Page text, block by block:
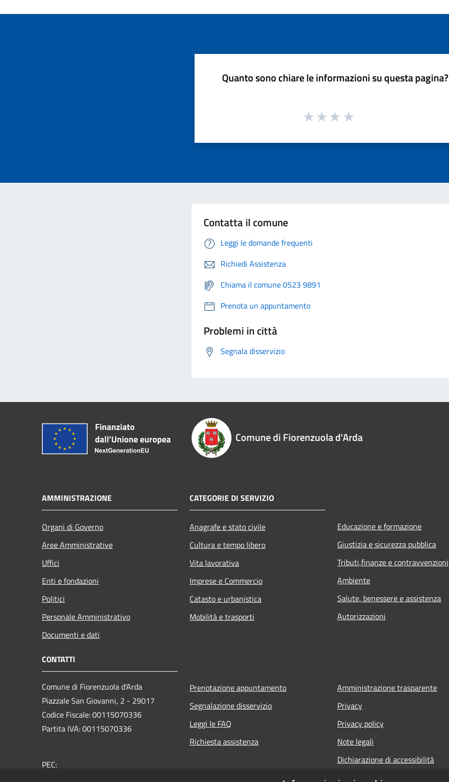
Quanto sono chiare le informazioni su questa pagina?
Contatta il comune
Leggi le domande frequenti
Richiedi Assistenza
Chiama il comune 0523 9891
Prenota un appuntamento
Problemi in città
Segnala disservizio
Comune di Fiorenzuola d'Arda
AMMINISTRAZIONE
Organi di Governo
Aree Amministrative
Uffici
Enti e fondazioni
Politici
Personale Amministrativo
Documenti e dati
CATEGORIE DI SERVIZIO
Anagrafe e stato civile
Cultura e tempo libero
Vita lavorativa
Imprese e Commercio
Catasto e urbanistica
Mobilità e trasporti
Educazione e formazione
Giustizia e sicurezza pubblica
Tributi,finanze e contravvenzioni
Ambiente
Salute, benessere e assistenza
Autorizzazioni
CONTATTI
Comune di Fiorenzuola d'Arda
Piazzale San Giovanni, 2 - 29017
Codice Fiscale: 00115070336
Partita IVA: 00115070336
PEC:
Prenotazione appuntamento
Segnalazione disservizio
Leggi le FAQ
Richiesta assistenza
Amministrazione trasparente
Privacy
Privacy policy
Note legali
Dichiarazione di accessibilità